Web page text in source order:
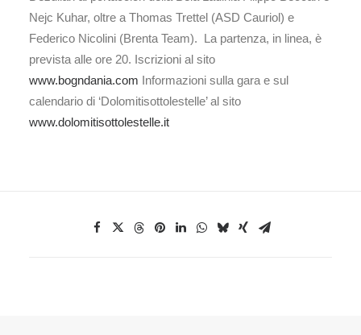
Nejc Kuhar, oltre a Thomas Trettel (ASD Cauriol) e
Federico Nicolini (Brenta Team). La partenza, in linea, è
prevista alle ore 20. Iscrizioni al sito
www.bogndania.com Informazioni sulla gara e sul
calendario di ‘Dolomitisottolestelle’ al sito
www.dolomitisottolestelle.it